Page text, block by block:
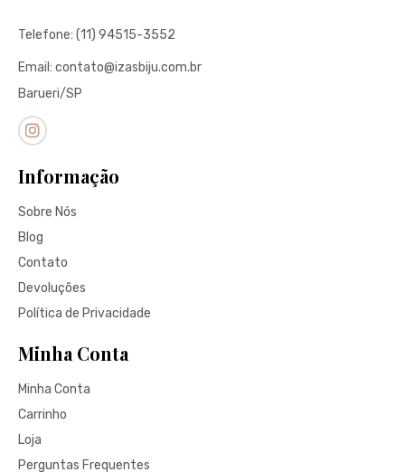
Telefone: (11) 94515-3552
Email: contato@izasbiju.com.br
Barueri/SP
Informação
Sobre Nós
Blog
Contato
Devoluções
Política de Privacidade
Minha Conta
Minha Conta
Carrinho
Loja
Perguntas Frequentes